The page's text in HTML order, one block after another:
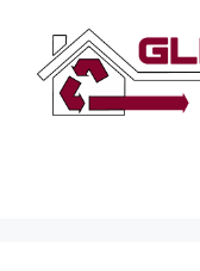
contenuto